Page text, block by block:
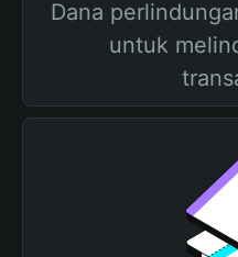
Dana
untuk